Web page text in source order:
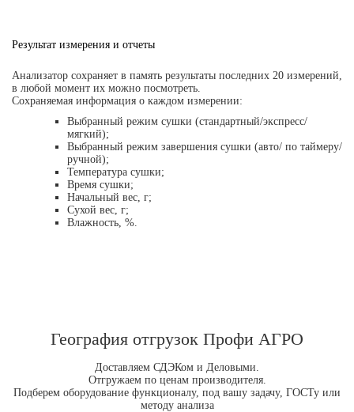
Результат измерения и отчеты
Анализатор сохраняет в память результаты последних 20 измерений,
в любой момент их можно посмотреть.
Сохраняемая информация о каждом измерении:
Выбранный режим сушки (стандартный/экспресс/
мягкий);
Выбранный режим завершения сушки (авто/ по таймеру/
ручной);
Температура сушки;
Время сушки;
Начальный вес, г;
Сухой вес, г;
Влажность, %.
География отгрузок Профи АГРО
Доставляем СДЭКом и Деловыми.
Отгружаем по ценам производителя.
Подберем оборудование функционалу, под вашу задачу, ГОСТу или
методу анализа